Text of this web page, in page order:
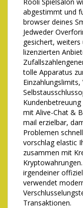
abgestimmt und
browser deines
Jedweder
gesichert, weiters
lizenzierten
tolle Apparatus
mit Alive-Chat &
mail erzielbar,
Problemen
vorschlag elastic
zusammen mit
irgendeiner
verwendet
Transaktionen.